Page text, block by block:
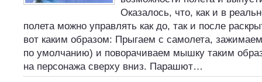
Оказалось, что, как и в
полета можно управлять как до, так и после
вот каким образом: Прыгаем с самолета,
по умолчанию) и поворачиваем мышку таким
на персонажа сверху вниз. Парашют…